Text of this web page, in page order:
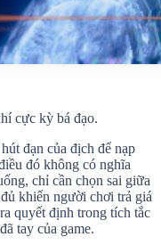
cực kỳ bá đạo.
đạn của địch để nạp
đó không có nghĩa
chỉ cần chọn sai giữa
khiến người chơi trả giá
quyết định trong tích tắc
tay của game.